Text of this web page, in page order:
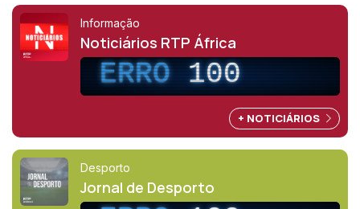
Informação
Noticiários RTP África
ERRO100
+ NOTICIÁRIOS
Desporto
Jornal de Desporto